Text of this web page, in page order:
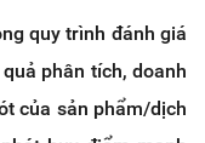
quy trình đánh giá
phân tích, doanh
của sản phẩm/dịch